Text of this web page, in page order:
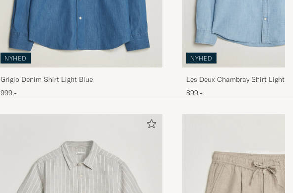
NYHED
Grigio Denim Shirt Light Blue
999,-
NYHED
Les Deux Chambray Shirt Light
899,-